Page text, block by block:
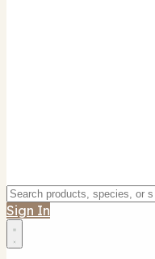
Sign In